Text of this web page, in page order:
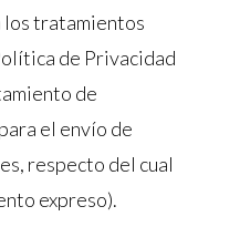
los tratamientos
de Privacidad
de
el envío de
respecto del cual
expreso).